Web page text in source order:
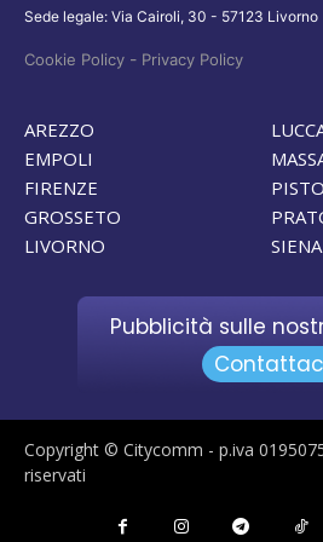
Sede legale: Via Cairoli, 30 - 57123 Livorno
Cookie Policy - Privacy Policy
AREZZO
EMPOLI
FIRENZE
GROSSETO
LIVORNO
SIENA
Pubblicità sulle
Copyright © Citycomm - p.iva
riservati